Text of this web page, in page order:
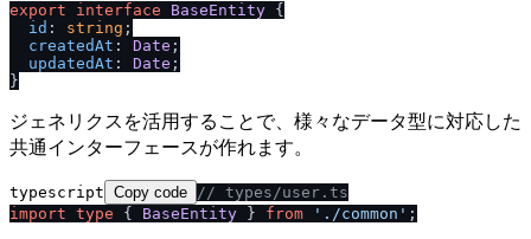
export
interface BaseEntity {
id : string ;
createdAt : Date ;
updatedAt : Date ;
ジェネリクスを活用することで、様々なデータ型に対応した
共通インターフェースが作れます。
typescript Copy code // types/user.ts
import type { BaseEntity } from '. /common' ;